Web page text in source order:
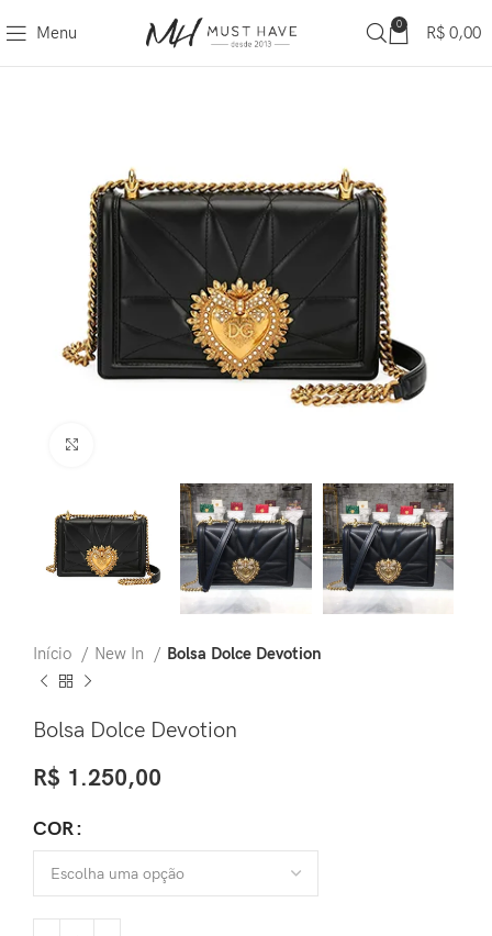
Menu 0 R$ 0,00
Início New In Bolsa Dolce Devotion
Bolsa Dolce Devotion
R$ 1.250,00
COR